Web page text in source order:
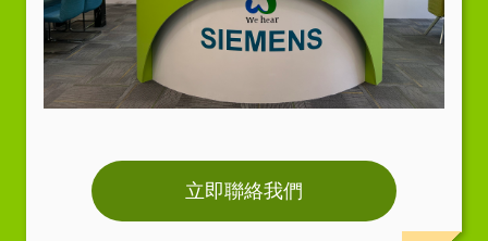
立即聯絡我們